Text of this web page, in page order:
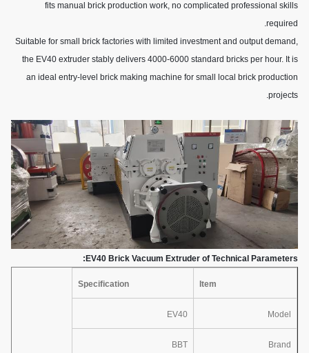
fits manual brick production work, no complicated professional skills
required.
Suitable for small brick factories with limited investment and output demand,
the EV40 extruder stably delivers 4000-6000 standard bricks per hour. It is
an ideal entry-level brick making machine for small local brick production
projects.
EV40 Brick Vacuum Extruder of Technical Parameters:
Item
Specification
Model
EV40
Brand
BBT